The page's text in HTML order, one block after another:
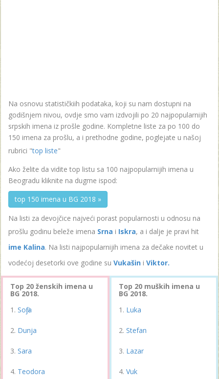
Na osnovu statističkiih podataka, koji su nam dostupni na
godišnjem nivou, ovdje smo vam izdvojili po 20 najpopularnijih
srpskih imena iz prošle godine. Kompletne liste za po 100 do
150 imena za prošlu, a i prethodne godine, poglejate u našoj
rubrici "top liste"
Ako želite da vidite top listu sa 100 najpopularnijih imena u
Beogradu kliknite na dugme ispod:
top 150 imena u BG 2018 »
Na listi za devojčice najveći porast popularnosti u odnosu na
prošlu godinu beleže imena Srna i Iskra, a i dalje je pravi hit
ime Kalina. Na listi najpopularnijih imena za dečake novitet u
vodećoj desetorki ove godine su Vukašin i Viktor.
Top 20 ženskih imena u
BG 2018.
Sofija
Dunja
Sara
Teodora
Top 20 muških imena u
BG 2018.
Luka
Stefan
Lazar
Vuk